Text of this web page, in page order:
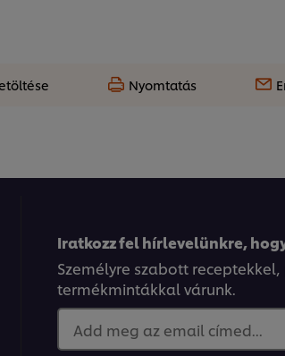
Nyomtatás
Iratkozz fel hírlevelünkre,
Személyre szabott
termékmintákkal várunk.
Add meg az email címed...